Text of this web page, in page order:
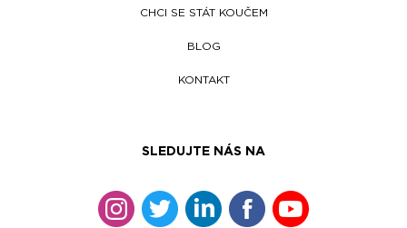
CHCI SE STÁT KOUČEM
BLOG
KONTAKT
SLEDUJTE NÁS NA